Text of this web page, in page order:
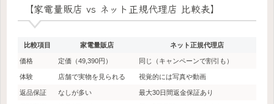
【家電量販店 vs ネット正規代理店 比較表】
比較項目 家電量販店 ネット正規代理店
価格 定価（49,390円） 同じ（キャンペーンで割引も）
体験 店舗で実物を見られる 視覚的には写真や動画
返品保証 なしが多い 最大30日間返金保証あり